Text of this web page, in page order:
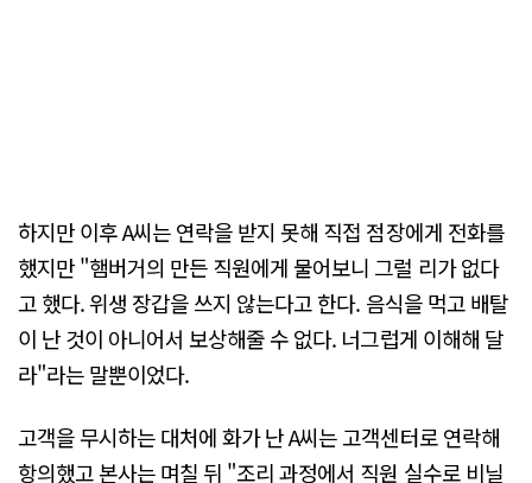
하지만 이후 A씨는 연락을 받지 못해 직접 점장에게 전화를
했지만 "햄버거의 만든 직원에게 물어보니 그럴 리가 없다
고 했다. 위생 장갑을 쓰지 않는다고 한다. 음식을 먹고 배탈
이 난 것이 아니어서 보상해줄 수 없다. 너그럽게 이해해 달
라"라는 말뿐이었다.
고객을 무시하는 대처에 화가 난 A씨는 고객센터로 연락해
항의했고 본사는 며칠 뒤 "조리 과정에서 직원 실수로 비닐